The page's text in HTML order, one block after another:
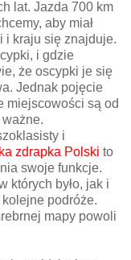
lat. Jazda 700 km
aby miał
i kraju się znajduje.
i gdzie
że oscypki je się
Jednak pojęcie
miejscowości są od
i
zdrapka Polski to
swoje funkcje.
których było, jak i
podróże.
mapy powoli